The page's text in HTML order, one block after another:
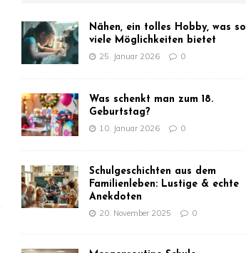
Nähen, ein tolles Hobby, was so
viele Möglichkeiten bietet
25. Januar 2026 0
Was schenkt man zum 18.
Geburtstag?
10. Januar 2026 0
Schulgeschichten aus dem
Familienleben: Lustige & echte
Anekdoten
20. November 2025 0